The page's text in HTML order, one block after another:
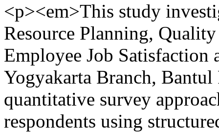
<p><em>This study
Resource Planning,
Employee Job Satisfaction
Yogyakarta Branch,
quantitative survey
respondents using